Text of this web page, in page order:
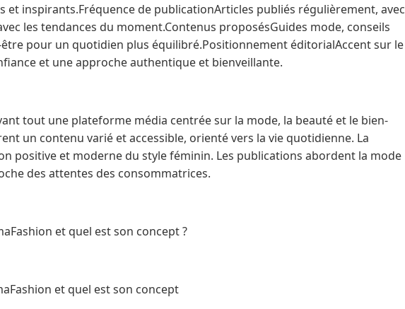
et inspirants.Fréquence de publicationArticles publiés régulièrement, avec
les tendances du moment.Contenus proposésGuides mode, conseils
pour un quotidien plus équilibré.Positionnement éditorialAccent sur le
et une approche authentique et bienveillante.
tout une plateforme média centrée sur la mode, la beauté et le bien-
un contenu varié et accessible, orienté vers la vie quotidienne. La
positive et moderne du style féminin. Les publications abordent la mode
des attentes des consommatrices.
et quel est son concept ?
et quel est son concept